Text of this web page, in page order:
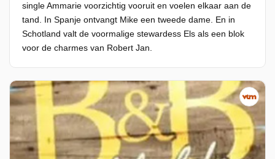
single Ammarie voorzichtig vooruit en voelen elkaar aan de
tand. In Spanje ontvangt Mike een tweede dame. En in
Schotland valt de voormalige stewardess Els als een blok
voor de charmes van Robert Jan.